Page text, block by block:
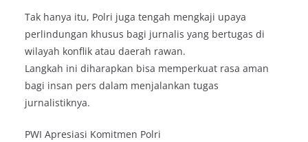
Tak hanya itu, Polri juga tengah mengkaji upaya
perlindungan khusus bagi jurnalis yang bertugas di
wilayah konflik atau daerah rawan.
Langkah ini diharapkan bisa memperkuat rasa aman
bagi insan pers dalam menjalankan tugas
jurnalistiknya.
PWI Apresiasi Komitmen Polri